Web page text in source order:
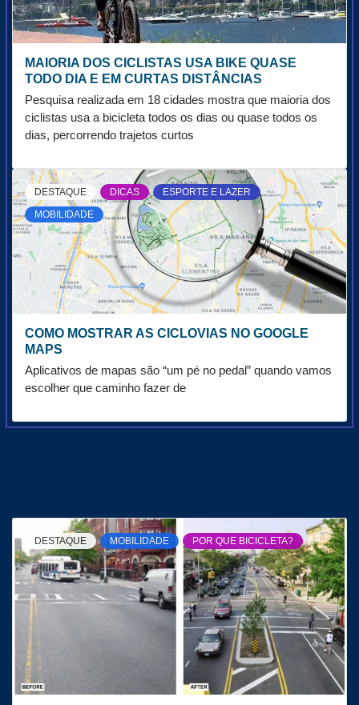
MAIORIA DOS CICLISTAS USA BIKE QUASE
TODO DIA E EM CURTAS DISTÂNCIAS
Pesquisa realizada em 18 cidades mostra que maioria dos
ciclistas usa a bicicleta todos os dias ou quase todos os
dias, percorrendo trajetos curtos
DESTAQUE DICAS
ESPORTE E LAZER
MOBILIDADE
COMO MOSTRAR AS CICLOVIAS NO GOOGLE
MAPS
Aplicativos de mapas são “um pé no pedal” quando vamos
escolher que caminho fazer de
DESTAQUE MOBILIDADE POR QUE BICICLETA?